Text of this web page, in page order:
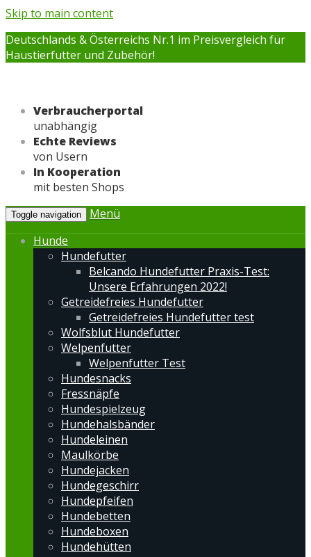
Skip to main content
Deutschlands & Österreichs Nr.1 im Preisvergleich für
Haustierfutter und Zubehör!
Verbraucherportal
unabhängig
Echte Reviews
von Usern
In Kooperation
mit besten Shops
Toggle navigation
Menü
Hunde
Hundefutter
Belcando Hundefutter Praxis-Test:
Unsere Erfahrungen 2022!
Getreidefreies Hundefutter
Getreidefreies Hundefutter test
Wolfsblut Hundefutter
Welpenfutter
Welpenfutter Test
Hundesnacks
Fressnäpfe
Hundespielzeug
Hundehalsbänder
Hundeleinen
Maulkörbe
Hundejacken
Hundegeschirr
Hundepfeifen
Hundebetten
Hundeboxen
Hundehütten